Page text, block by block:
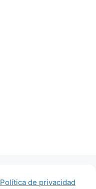
Política de privacidad